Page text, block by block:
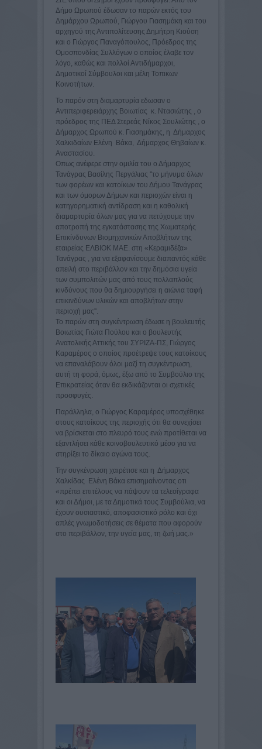
Δήμο Ωρωπού έδωσαν το παρών εκτός του
Δημάρχου Ωρωπού, Γιώργου Γιασημάκη και του
αρχηγού της Αντιπολίτευσης Δημήτρη Κιούση
και ο Γιώργος Παναγόπουλος, Πρόεδρος της
Ομοσπονδίας Συλλόγων ο οποίος έλαβε τον
λόγο, καθώς και πολλοί Αντιδήμαρχοι,
Δημοτικοί Σύμβουλοι και μέλη Τοπικων
Κοινοτήτων.
Το παρόν στη διαμαρτυρία εδωσαν ο
Αντιπεριφερειάρχης Βοιωτίας κ. Ντασιώτης , ο
πρόεδρος της ΠΕΔ Στερεάς Νίκος Σουλιώτης , ο
Δήμαρχος Ωρωπού κ. Γιασημάκης, η Δήμαρχος
Χαλκιδαίων Ελένη Βάκα, Δήμαρχος Θηβαίων κ.
Αναστασίου.
Οπως ανέφερε στην ομιλία του ο Δήμαρχος
Τανάγρας Βασίλης Περγάλιας ''το μήνυμα όλων
των φορέων και κατοίκων του Δήμου Τανάγρας
και των όμορων Δήμων και περιοχών είναι η
κατηγορηματική αντίδραση και η καθολική
διαμαρτυρία όλων μας για να πετύχουμε την
αποτροπή της εγκατάστασης της Χωματερής
Επικίνδυνων Βιομηχανικών Αποβλήτων της
εταιρείας ΕΛΒΙΟΚ ΜΑΕ. στη «Κεραμιδέζα»
Τανάγρας , για να εξαφανίσουμε διαπαντός κάθε
απειλή στο περιβάλλον και την δημόσια υγεία
των συμπολιτών μας από τους πολλαπλούς
κινδύνους που θα δημιουργήσει η αιώνια ταφή
επικινδύνων υλικών και αποβλήτων στην
περιοχή μας''.
Το παρών στη συγκέντρωση έδωσε η βουλευτής
Βοιωτίας Γιώτα Πούλου και ο βουλευτής
Ανατολικής Αττικής του ΣΥΡΙΖΑ-ΠΣ, Γιώργος
Καραμέρος ο οποίος προέτρεψε τους κατοίκους
να επαναλάβουν όλοι μαζί τη συγκέντρωση,
αυτή τη φορά, όμως, έξω από το Συμβούλιο της
Επικρατείας όταν θα εκδικάζονται οι σχετικές
προσφυγές.
Παράλληλα, ο Γιώργος Καραμέρος υποσχέθηκε
στους κατοίκους της περιοχής ότι θα συνεχίσει
να βρίσκεται στο πλευρό τους ενώ προτίθεται να
εξαντλήσει κάθε κοινοβουλευτικό μέσο για να
στηρίξει το δίκαιο αγώνα τους.
Την συγκένρωση χαιρέτισε και η Δήμαρχος
Χαλκίδας Ελένη Βάκα επισημαίνοντας οτι
«πρέπει επιτέλους να πάψουν τα τελεσίγραφα
και οι Δήμοι, με τα Δημοτικά τους Συμβούλια, να
έχουν ουσιαστικό, αποφασιστικό ρόλο και όχι
απλές γνωμοδοτήσεις σε θέματα που αφορούν
στο περιβάλλον, την υγεία μας, τη ζωή μας.»